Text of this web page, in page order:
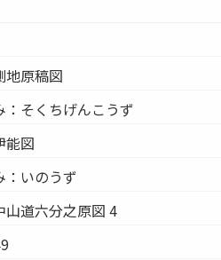
地原稿図
そくちげんこうず
能図
：いのうず
道六分之原図 4